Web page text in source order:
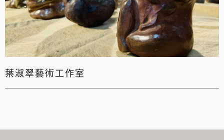
葉淑翠藝術工作室